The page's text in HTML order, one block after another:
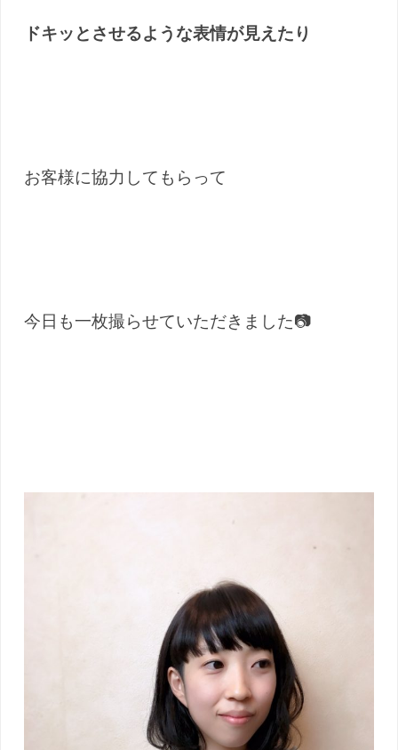
ドキッとさせるような表情が見えたり
お客様に協力してもらって
今日も一枚撮らせていただきました📷